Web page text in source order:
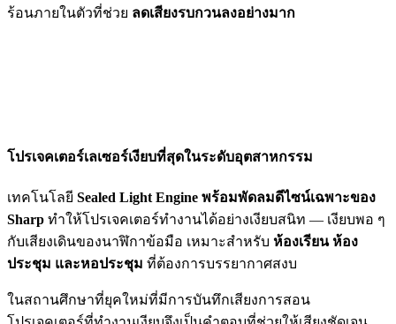
ร้อนภายในตัวที่ช่วย ลดเสียงรบกวนลงอย่างมาก
โปรเจคเตอร์เลเซอร์เงียบที่สุดในระดับอุตสาหกรรม
เทคโนโลยี Sealed Light Engine พร้อมพัดลมดีไซน์เฉพาะของ
Sharp ทำให้โปรเจคเตอร์ทำงานได้อย่างเงียบสนิท — เงียบพอ ๆ
กับเสียงเดินของนาฬิกาข้อมือ เหมาะสำหรับ ห้องเรียน ห้อง
ประชุม และหอประชุม ที่ต้องการบรรยากาศสงบ
ในสถานศึกษาที่ยุคใหม่ที่มีการบันทึกเสียงการสอน